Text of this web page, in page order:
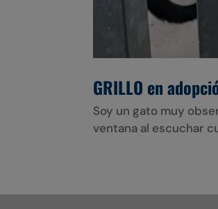
GRILLO en
Soy un gato muy
ventana al escuchar